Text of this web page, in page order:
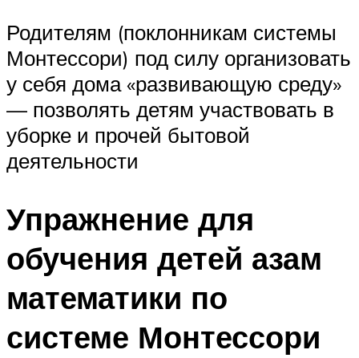
Родителям (поклонникам системы
Монтессори) под силу организовать
у себя дома «развивающую среду»
— позволять детям участвовать в
уборке и прочей бытовой
деятельности
Упражнение для
обучения детей азам
математики по
системе Монтессори